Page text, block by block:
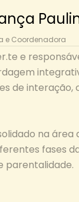
e Coordenadora
e
de interação,
na área
fases
parentalidade.